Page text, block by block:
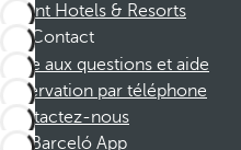
Dorint Hotels & Resorts
Contact
Foire aux questions et aide
Réservation par téléphone
Contactez-nous
Barceló App